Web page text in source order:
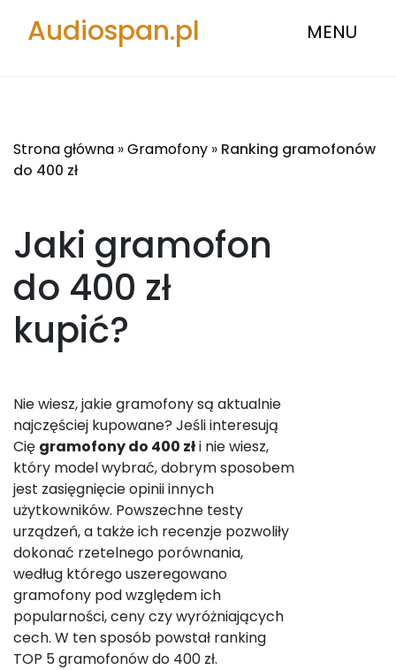
Audiospan.pl MENU
Strona główna »Gramofony » Ranking gramofonów
do 400 zł
Jaki gramofon
do 400 zł
kupić?
Nie wiesz, jakie gramofony są aktualnie
najczęściej kupowane? Jeśli interesują
Cię gramofony do 400 złi nie wiesz,
który model wybrać, dobrym sposobem
jest zasięgnięcie opinii innych
użytkowników. Powszechne testy
urządzeń, a także ich recenzje pozwoliły
dokonać rzetelnego porównania,
według którego uszeregowano
gramofony pod względem ich
popularności, ceny czy wyróżniających
cech. W ten sposób powstał ranking
TOP 5 gramofonów do 400 zł.